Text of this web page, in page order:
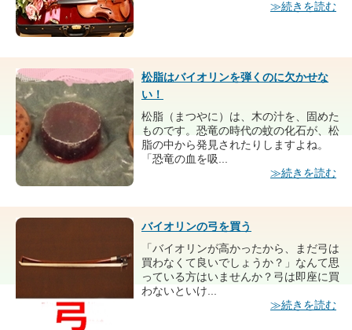
≫続きを読む
松脂はバイオリンを弾くのに欠かせな
い！
松脂（まつやに）は、木の汁を、固めた
ものです。恐竜の時代の蚊の化石が、松
脂の中から発見されたりしますよね。
「恐竜の血を吸...
≫続きを読む
バイオリンの弓を買う
「バイオリンが高かったから、まだ弓は
買わなくて良いでしょうか？」なんて思
っている方はいませんか？弓は即座に買
わないといけ...
≫続きを読む